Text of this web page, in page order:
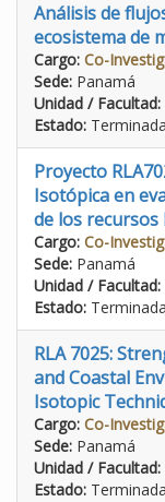
Análisis de
ecosistema de
Cargo: Co-
Sede: Panamá
Unidad / Facultad:
Estado: Terminada
Proyecto
Isotópica en
de los recursos
Cargo: Co-
Sede: Panamá
Unidad / Facultad:
Estado: Terminada
RLA 7025:
and Coastal
Isotopic
Cargo: Co-
Sede: Panamá
Unidad / Facultad:
Estado: Terminada